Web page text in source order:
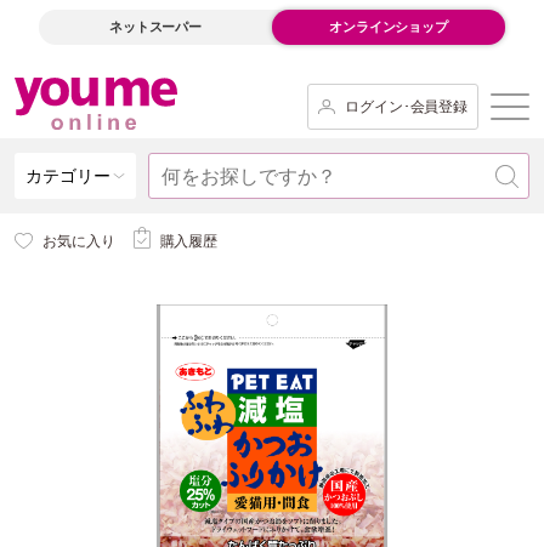
ネットスーパー オンラインショップ
ログイン･会員登録
カテゴリー
お気に入り 購入履歴